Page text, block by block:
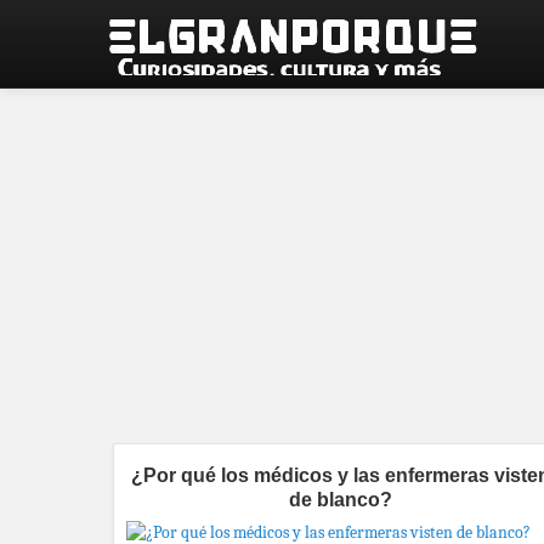
¿Por qué los médicos y las enfermeras
de blanco?